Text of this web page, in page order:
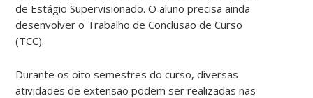
de Estágio Supervisionado. O aluno precisa ainda
desenvolver o Trabalho de Conclusão de Curso
(TCC).
Durante os oito semestres do curso, diversas
atividades de extensão podem ser realizadas nas